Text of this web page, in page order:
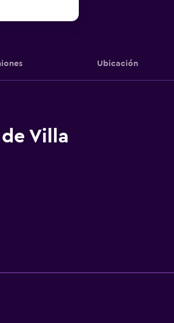
Ubicación
Villa